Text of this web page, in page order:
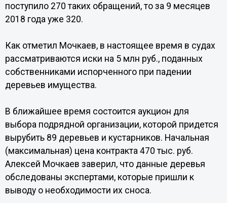
поступило 270 таких обращений, то за 9 месяцев
2018 года уже 320.
Как отметил Мочкаев, в настоящее время в судах
рассматриваются иски на 5 млн руб., поданных
собственниками испорченного при падении
деревьев имущества.
В ближайшее время состоится аукцион для
выбора подрядной организации, которой придется
вырубить 89 деревьев и кустарников. Начальная
(максимальная) цена контракта 470 тыс. руб.
Алексей Мочкаев заверил, что данные деревья
обследованы экспертами, которые пришли к
выводу о необходимости их сноса.